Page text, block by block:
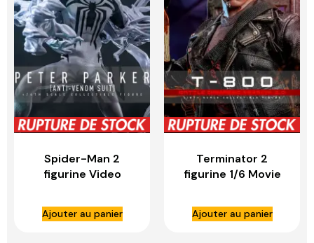
Spider-Man 2
figurine Video
1/6 Peter Parker
(Anti-Venom Suit)
Ajouter au panier
Terminator 2
figurine 1/6 Movie
Battle Damaged
Version 2.0 – HOT
Ajouter au panier